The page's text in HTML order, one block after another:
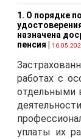
1. О порядке
назначена
пенсия
работах с
отдельными
уплаты их